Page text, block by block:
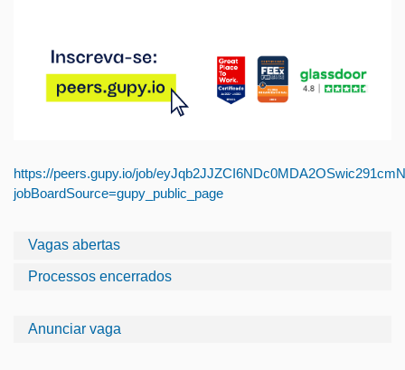
Vagas abertas
Processos encerrados
Anunciar vaga
https://peers.gupy.io/job/
jobBoardSource=gupy_public_page